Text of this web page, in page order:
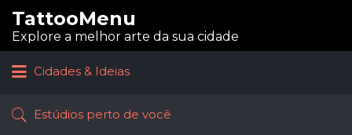
TattooMenu
Explore a melhor arte da sua cidade
Cidades & Ideias
Estúdios perto de você